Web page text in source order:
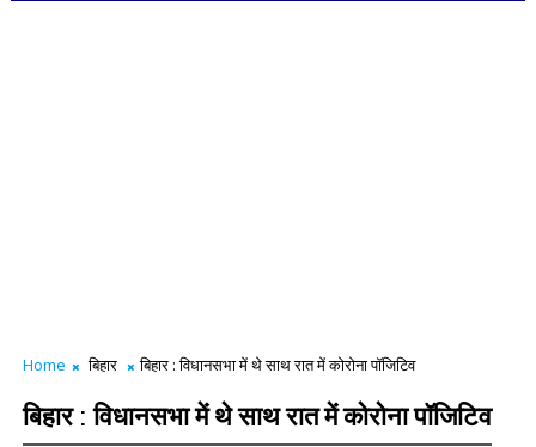
Home बिहार बिहार : विधानसभा में थे साथ रात में कोरोना पॉजिटिव
बिहार : विधानसभा में थे साथ रात में कोरोना पॉजिटिव